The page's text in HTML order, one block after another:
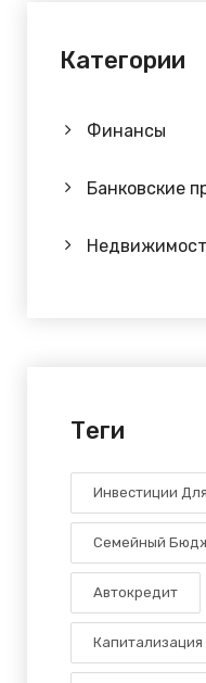
Категории
Финансы
Банковские
Теги
Инвестиции
Семейный
Автокредит